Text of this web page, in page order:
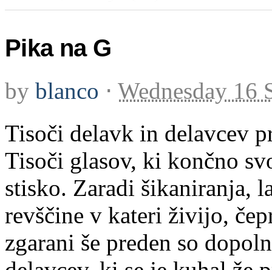
Pika na G
by blanco ⋅ Wednesday 16
Tisoči delavk in delavcev
Tisoči glasov, ki končno
stisko. Zaradi šikaniranja,
revščine v kateri živijo,
zgarani še preden so